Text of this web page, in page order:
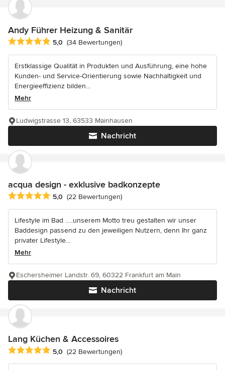
Andy Führer Heizung & Sanitär
Durchschnittliche Bewertung: 5 von 5 Sternen
5,0 (34 Bewertungen)
Erstklassige Qualität in Produkten und Ausführung, eine hohe
Kunden- und Service-Orientierung sowie Nachhaltigkeit und
Energieeffizienz bilden...
Mehr
Nachricht
Ludwigstrasse 13, 63533 Mainhausen
acqua design - exklusive badkonzepte
Durchschnittliche Bewertung: 5 von 5 Sternen
5,0 (22 Bewertungen)
Lifestyle im Bad .....unserem Motto treu gestalten wir unser
Baddesign passend zu den jeweiligen Nutzern, denn Ihr ganz
privater Lifestyle...
Mehr
Nachricht
Eschersheimer Landstr. 69, 60322 Frankfurt am Main
Lang Küchen & Accessoires
Durchschnittliche Bewertung: 5 von 5 Sternen
5,0 (22 Bewertungen)